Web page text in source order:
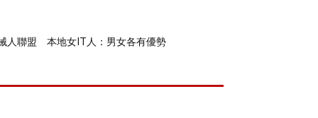
人聯盟 本地女IT人：男女各有優勢